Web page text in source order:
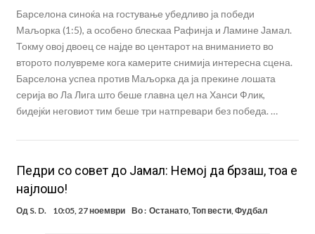
Барселона синоќа на гостување убедливо ја победи
Маљорка (1:5), а особено блескаа Рафинја и Ламине Јамал.
Токму овој двоец се најде во центарот на вниманието во
второто полувреме кога камерите снимија интересна сцена.
Барселона успеа против Маљорка да ја прекине лошата
серија во Ла Лига што беше главна цел на Ханси Флик,
бидејќи неговиот тим беше три натпревари без победа. …
Педри со совет до Јамал: Немој да брзаш, тоа е
најлошо!
Од S. D. 10:05, 27 ноември Во : Останато, Топ вести, Фудбал